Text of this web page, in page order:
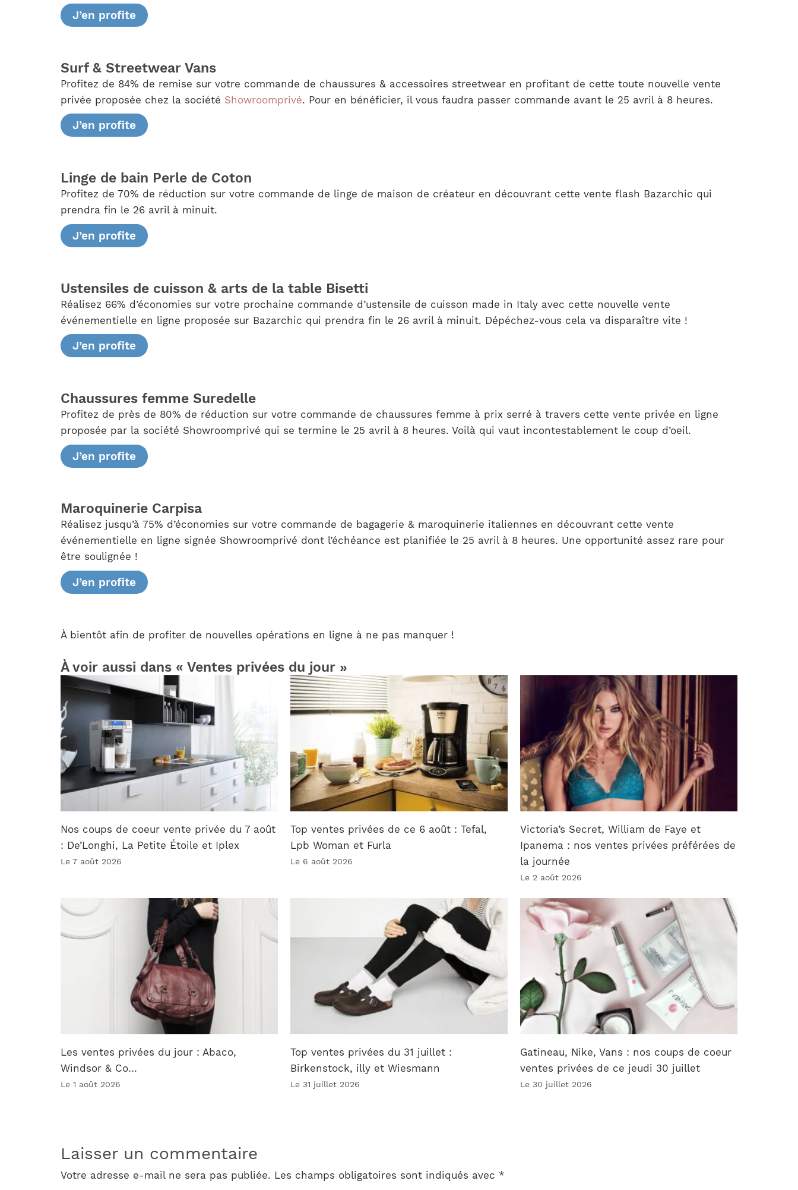
J’en profite
Surf & Streetwear Vans
Profitez de 84% de remise sur votre commande de chaussures & accessoires streetwear en profitant de cette toute nouvelle vente
privée proposée chez la société Showroomprivé. Pour en bénéficier, il vous faudra passer commande avant le 25 avril à 8 heures.
J’en profite
Linge de bain Perle de Coton
Profitez de 70% de réduction sur votre commande de linge de maison de créateur en découvrant cette vente flash Bazarchic qui
prendra fin le 26 avril à minuit.
J’en profite
Ustensiles de cuisson & arts de la table Bisetti
Réalisez 66% d’économies sur votre prochaine commande d’ustensile de cuisson made in Italy avec cette nouvelle vente
événementielle en ligne proposée sur Bazarchic qui prendra fin le 26 avril à minuit. Dépéchez-vous cela va disparaître vite !
J’en profite
Chaussures femme Suredelle
Profitez de près de 80% de réduction sur votre commande de chaussures femme à prix serré à travers cette vente privée en ligne
proposée par la société Showroomprivé qui se termine le 25 avril à 8 heures. Voilà qui vaut incontestablement le coup d’oeil.
J’en profite
Maroquinerie Carpisa
Réalisez jusqu’à 75% d’économies sur votre commande de bagagerie & maroquinerie italiennes en découvrant cette vente
événementielle en ligne signée Showroomprivé dont l’échéance est planifiée le 25 avril à 8 heures. Une opportunité assez rare pour
être soulignée !
J’en profite
À bientôt afin de profiter de nouvelles opérations en ligne à ne pas manquer !
À voir aussi dans « Ventes privées du jour »
Nos coups de coeur vente privée du 7 août
: De’Longhi, La Petite Étoile et Iplex
Le 7 août 2026
Top ventes privées de ce 6 août : Tefal,
Lpb Woman et Furla
Le 6 août 2026
Victoria’s Secret, William de Faye et
Ipanema : nos ventes privées préférées de
la journée
Le 2 août 2026
Les ventes privées du jour : Abaco,
Windsor & Co…
Le 1 août 2026
Top ventes privées du 31 juillet :
Birkenstock, illy et Wiesmann
Le 31 juillet 2026
Gatineau, Nike, Vans : nos coups de coeur
ventes privées de ce jeudi 30 juillet
Le 30 juillet 2026
Laisser un commentaire
Votre adresse e-mail ne sera pas publiée. Les champs obligatoires sont indiqués avec *